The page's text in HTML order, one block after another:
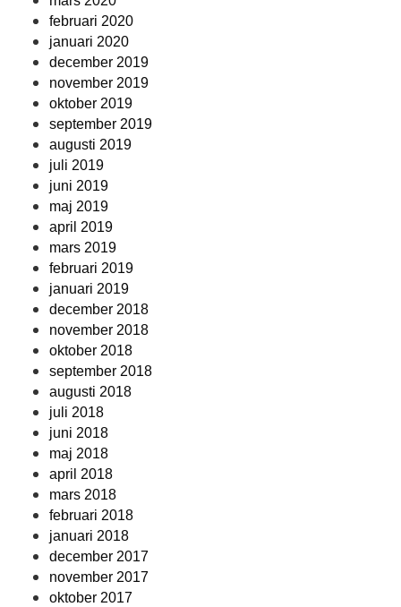
februari 2020
januari 2020
december 2019
november 2019
oktober 2019
september 2019
augusti 2019
juli 2019
juni 2019
maj 2019
april 2019
mars 2019
februari 2019
januari 2019
december 2018
november 2018
oktober 2018
september 2018
augusti 2018
juli 2018
juni 2018
maj 2018
april 2018
mars 2018
februari 2018
januari 2018
december 2017
november 2017
oktober 2017